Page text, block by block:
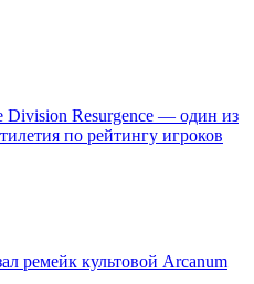
Division Resurgence — один из
по рейтингу игроков
ремейк культовой Arcanum